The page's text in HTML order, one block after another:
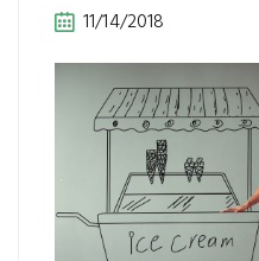
11/14/2018